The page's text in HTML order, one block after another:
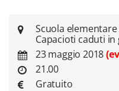
Scuola elementare
Capacioti caduti in
23 maggio 2018
21.00
Gratuito